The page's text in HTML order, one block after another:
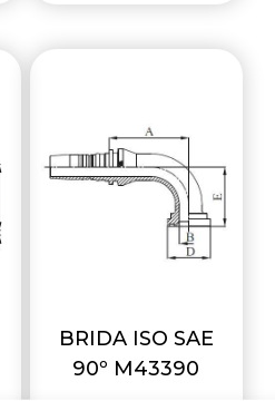
BRIDA ISO SAE
90º M43390